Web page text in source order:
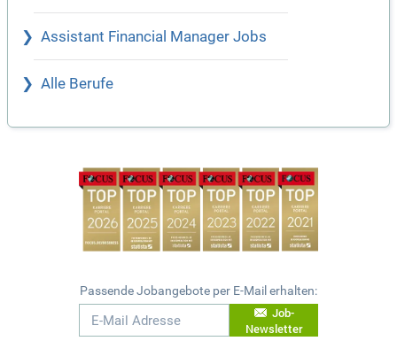
Assistant Financial Manager Jobs
Alle Berufe
Passende Jobangebote per E-Mail erhalten:
Job-
Newsletter